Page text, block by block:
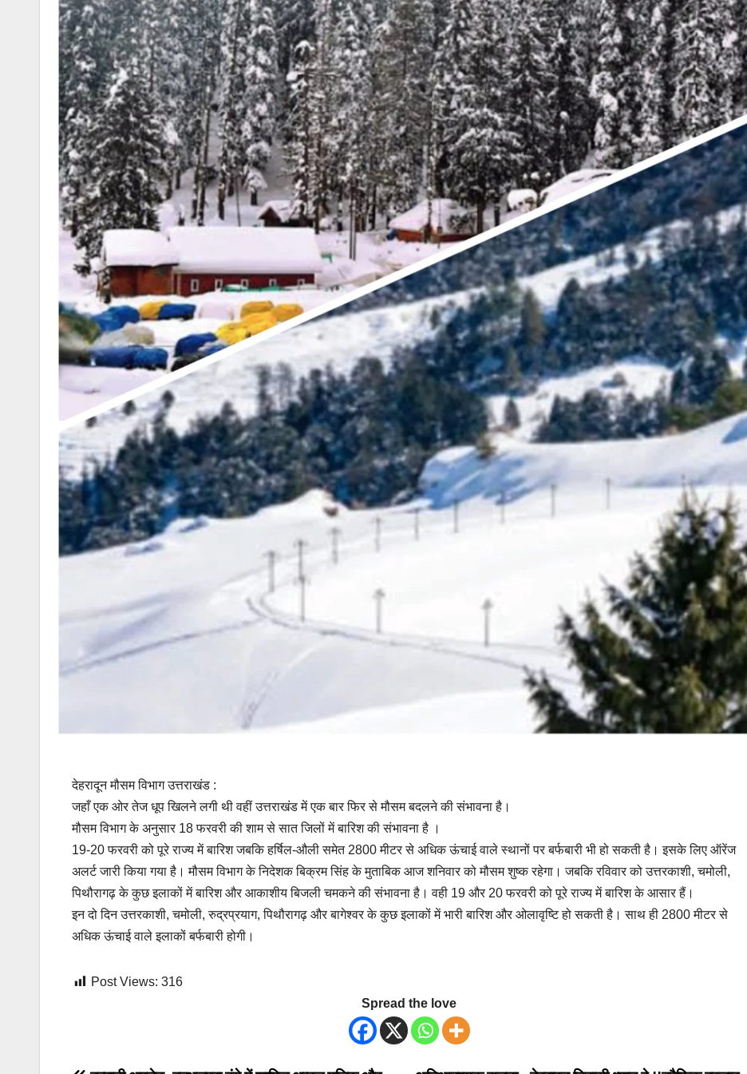
देहरादून मौसम विभाग उत्तराखंड :
जहाँ एक ओर तेज धूप खिलने लगी थी वहीं उत्तराखंड में एक बार फिर से मौसम बदलने की संभावना है।
मौसम विभाग के अनुसार 18 फरवरी की शाम से सात जिलों में बारिश की संभावना है ।
19-20 फरवरी को पूरे राज्य में बारिश जबकि हर्षिल-औली समेत 2800 मीटर से अधिक ऊंचाई वाले स्थानों पर बर्फबारी भी हो सकती है। इसके लिए ऑरेंज
अलर्ट जारी किया गया है। मौसम विभाग के निदेशक बिक्रम सिंह के मुताबिक आज शनिवार को मौसम शुष्क रहेगा। जबकि रविवार को उत्तरकाशी, चमोली,
पिथौरागढ़ के कुछ इलाकों में बारिश और आकाशीय बिजली चमकने की संभावना है। वही 19 और 20 फरवरी को पूरे राज्य में बारिश के आसार हैं।
इन दो दिन उत्तरकाशी, चमोली, रुद्रप्रयाग, पिथौरागढ़ और बागेश्वर के कुछ इलाकों में भारी बारिश और ओलावृष्टि हो सकती है। साथ ही 2800 मीटर से
अधिक ऊंचाई वाले इलाकों बर्फबारी होगी।
Post Views: 316
Spread the love